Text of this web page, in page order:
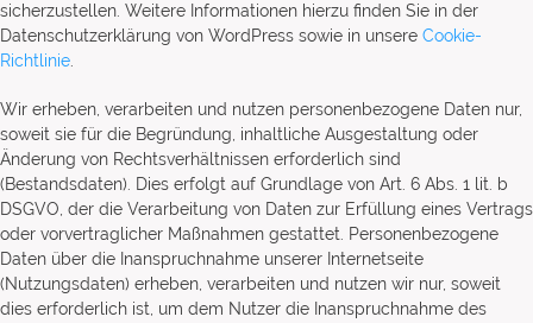
sicherzustellen. Weitere Informationen hierzu finden Sie in der
Datenschutzerklärung von WordPress sowie in unsere Cookie-
Richtlinie
Wir erheben, verarbeiten und nutzen personenbezogene Daten nur,
soweit sie für die Begründung, inhaltliche Ausgestaltung oder
Änderung von Rechtsverhältnissen erforderlich sind
(Bestandsdaten). Dies erfolgt auf Grundlage von Art. 6 Abs. 1 lit. b
DSGVO, der die Verarbeitung von Daten zur Erfüllung eines Vertrags
oder vorvertraglicher Maßnahmen gestattet. Personenbezogene
Daten über die Inanspruchnahme unserer Internetseite
(Nutzungsdaten) erheben, verarbeiten und nutzen wir nur, soweit
dies erforderlich ist, um dem Nutzer die Inanspruchnahme des